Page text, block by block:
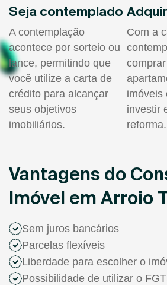
Seja contemplado
A contemplação
acontece por sorteio ou
lance, permitindo que
você utilize a carta de
crédito para alcançar
seus objetivos
imobiliários.
Com a
imóveis
investir
reforma.
Vantagens do
Imóvel em Arroio
Sem juros bancários
Parcelas flexíveis
Liberdade para escolher o
Possibilidade de utilizar o